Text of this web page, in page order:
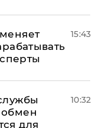
15:43
для
10:32